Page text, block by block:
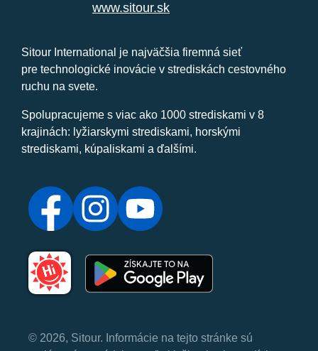
www.sitour.sk
Sitour International je najväčšia firemná sieť
pre technologické inovácie v strediskách cestovného
ruchu na svete.
Spolupracujeme s viac ako 1000 strediskami v 8
krajinách: lyžiarskymi strediskami, horskými
strediskami, kúpaliskami a ďalšími.
© 2026, Sitour. Informácie na tejto stránke sú